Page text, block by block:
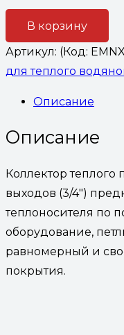
В корзину
Артикул: (Код:
для теплого
Описание
Описание
Коллектор теплого
выходов (3/4″)
теплоносителя по
оборудование,
равномерный и
покрытия.